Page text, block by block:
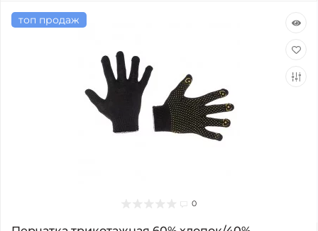
топ продаж
0